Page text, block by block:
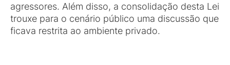
agressores. Além disso, a consolidação desta Lei
trouxe para o cenário público uma discussão que
ficava restrita ao ambiente privado.